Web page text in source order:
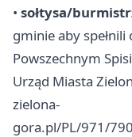
• sołtysa/
gminie aby spełnili
Powszechnym
Urząd Miasta
zielona-
gora.pl/PL/971/